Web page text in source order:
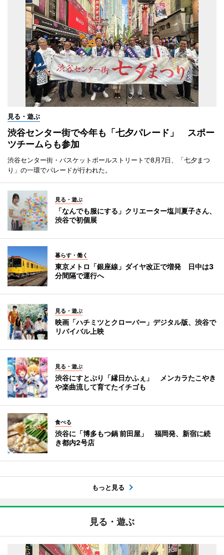
見る・遊ぶ
渋谷センター街で今年も「七夕パレード」 スポー
ツチームらも参加
渋谷センター街・バスケットボールストリートで8月7日、「七夕まつ
り」の一環でパレードが行われた。
見る・遊ぶ
「なんでも服にする」クリエーター塩川夏子さん、
渋谷で初個展
暮らす・働く
東京メトロ「銀座線」ダイヤ改正で増発 日中は3
分間隔で運行へ
見る・遊ぶ
映画「ハチミツとクローバー」デジタル版、渋谷で
リバイバル上映
見る・遊ぶ
渋谷にすとぷり「縁日かふぇ」 メンカラたこやき
や楽曲流して育てたイチゴも
食べる
渋谷に「博多もつ鍋 前田屋」 福岡発、新宿に続
き都内2号店
もっと見る
見る・遊ぶ